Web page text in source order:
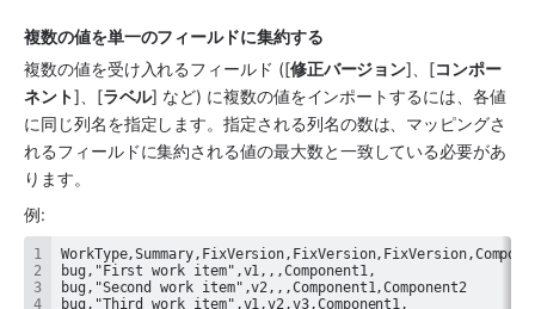
複数の値を単一のフィールドに集約する
複数の値を受け入れるフィールド ([修正バージョン]、[コンポー
ネント]、[ラベル] など) に複数の値をインポートするには、各値
に同じ列名を指定します。指定される列名の数は、マッピングさ
れるフィールドに集約される値の最大数と一致している必要があ
ります。
例:
bug,"Second work item",v2,,,Component1,Component2
bug,"Third work item",v1,v2,v3,Component1,